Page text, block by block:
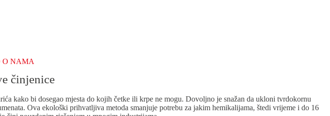
O NAMA
činjenice
kako bi dosegao mjesta do kojih četke ili krpe ne mogu. Dovoljno je snažan da ukloni tvrdokornu
Ova ekološki prihvatljiva metoda smanjuje potrebu za jakim hemikalijama, štedi vrijeme i do 16